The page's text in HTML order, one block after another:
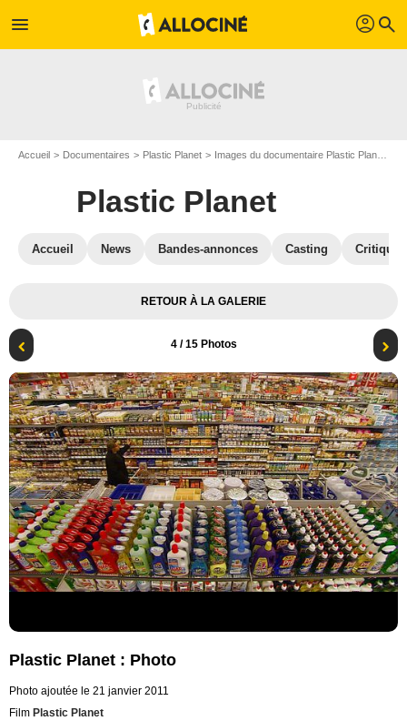
menu profil search
Accueil Documentaires Plastic Planet Images du documentaire Plastic Planet
Plastic Planet
Accueil News Bandes-annonces Casting
RETOUR À LA GALERIE
4/ 15 Photos
Plastic Planet : Photo
Photo ajoutée le 21 janvier 2011
Film Plastic Planet